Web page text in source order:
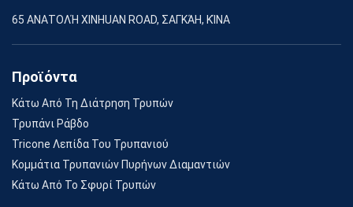
65 ΑΝΑΤΟΛΉ XINHUAN ROAD, ΣΑΓΚΆΗ, ΚΊΝΑ
Προϊόντα
Κάτω Από Τη Διάτρηση Τρυπών
Τρυπάνι Ράβδο
Tricone Λεπίδα Του Τρυπανιού
Κομμάτια Τρυπανιών Πυρήνων Διαμαντιών
Κάτω Από Το Σφυρί Τρυπών